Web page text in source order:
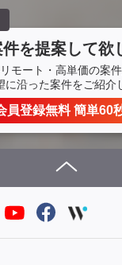
件を提案して欲
モート・高単価の案件
に沿った案件をご紹介
員登録無料 簡単60